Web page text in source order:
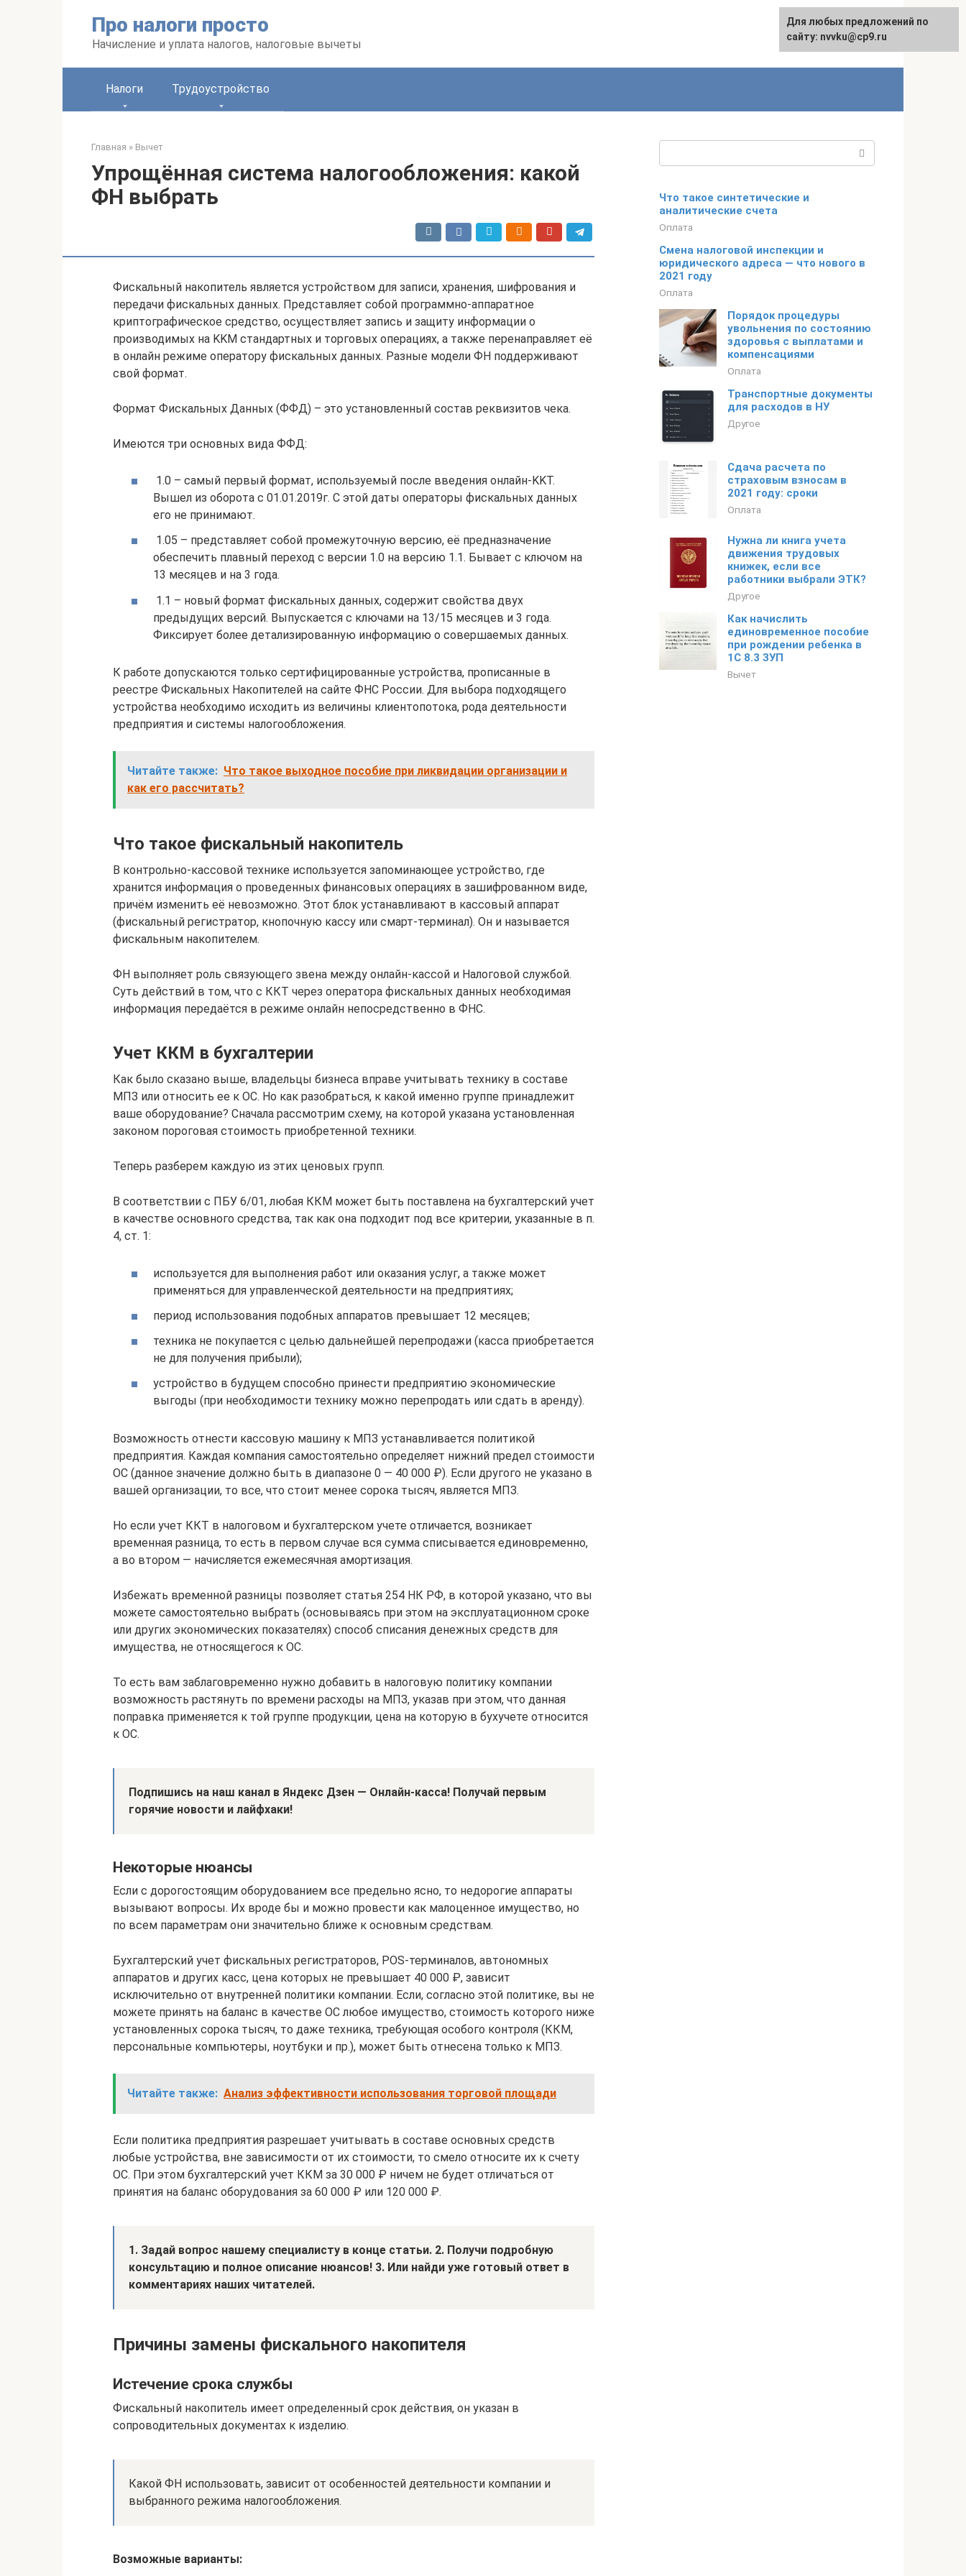
Про налоги просто
Начисление и уплата налогов, налоговые вычеты
English
Налоги Трудоустройство
Главная » Вычет
Упрощённая система налогообложения: какой
ФН выбрать
Фискальный накопитель является устройством для записи, хранения, шифрования и
передачи фискальных данных. Представляет собой программно-аппаратное
криптографическое средство, осуществляет запись и защиту информации о
производимых на KKM стандартных и торговых операциях, а также перенаправляет её
в онлайн режиме оператору фискальных данных. Разные модели ФН поддерживают
свой формат.
Формат Фискальных Данных (ФФД) – это установленный состав реквизитов чека.
Имеются три основных вида ФФД:
1.0 – самый первый формат, используемый после введения онлайн-KKT.
Вышел из оборота с 01.01.2019г. С этой даты операторы фискальных данных
его не принимают.
1.05 – представляет собой промежуточную версию, её предназначение
обеспечить плавный переход с версии 1.0 на версию 1.1. Бывает с ключом на
13 месяцев и на 3 года.
1.1 – новый формат фискальных данных, содержит свойства двух
предыдущих версий. Выпускается с ключами на 13/15 месяцев и 3 года.
Фиксирует более детализированную информацию о совершаемых данных.
К работе допускаются только сертифицированные устройства, прописанные в
реестре Фискальных Накопителей на сайте ФНС России. Для выбора подходящего
устройства необходимо исходить из величины клиентопотока, рода деятельности
предприятия и системы налогообложения.
Читайте также: Что такое выходное пособие при ликвидации организации и
как его рассчитать?
Что такое фискальный накопитель
В контрольно-кассовой технике используется запоминающее устройство, где
хранится информация о проведенных финансовых операциях в зашифрованном виде,
причём изменить её невозможно. Этот блок устанавливают в кассовый аппарат
(фискальный регистратор, кнопочную кассу или смарт-терминал). Он и называется
фискальным накопителем.
ФН выполняет роль связующего звена между онлайн-кассой и Налоговой службой.
Суть действий в том, что с ККТ через оператора фискальных данных необходимая
информация передаётся в режиме онлайн непосредственно в ФНС.
Учет ККМ в бухгалтерии
Как было сказано выше, владельцы бизнеса вправе учитывать технику в составе
МПЗ или относить ее к ОС. Но как разобраться, к какой именно группе принадлежит
ваше оборудование? Сначала рассмотрим схему, на которой указана установленная
законом пороговая стоимость приобретенной техники.
Теперь разберем каждую из этих ценовых групп.
В соответствии с ПБУ 6/01, любая ККМ может быть поставлена на бухгалтерский учет
в качестве основного средства, так как она подходит под все критерии, указанные в п.
4, ст. 1:
используется для выполнения работ или оказания услуг, а также может
применяться для управленческой деятельности на предприятиях;
период использования подобных аппаратов превышает 12 месяцев;
техника не покупается с целью дальнейшей перепродажи (касса приобретается
не для получения прибыли);
устройство в будущем способно принести предприятию экономические
выгоды (при необходимости технику можно перепродать или сдать в аренду).
Возможность отнести кассовую машину к МПЗ устанавливается политикой
предприятия. Каждая компания самостоятельно определяет нижний предел стоимости
ОС (данное значение должно быть в диапазоне 0 — 40 000 ₽). Если другого не указано в
вашей организации, то все, что стоит менее сорока тысяч, является МПЗ.
Но если учет ККТ в налоговом и бухгалтерском учете отличается, возникает
временная разница, то есть в первом случае вся сумма списывается единовременно,
а во втором — начисляется ежемесячная амортизация.
Избежать временной разницы позволяет статья 254 НК РФ, в которой указано, что вы
можете самостоятельно выбрать (основываясь при этом на эксплуатационном сроке
или других экономических показателях) способ списания денежных средств для
имущества, не относящегося к ОС.
То есть вам заблаговременно нужно добавить в налоговую политику компании
возможность растянуть по времени расходы на МПЗ, указав при этом, что данная
поправка применяется к той группе продукции, цена на которую в бухучете относится
к ОС.
Подпишись на наш канал в Яндекс Дзен — Онлайн-касса! Получай первым
горячие новости и лайфхаки!
Некоторые нюансы
Если с дорогостоящим оборудованием все предельно ясно, то недорогие аппараты
вызывают вопросы. Их вроде бы и можно провести как малоценное имущество, но
по всем параметрам они значительно ближе к основным средствам.
Бухгалтерский учет фискальных регистраторов, POS-терминалов, автономных
аппаратов и других касс, цена которых не превышает 40 000 ₽, зависит
исключительно от внутренней политики компании. Если, согласно этой политике, вы не
можете принять на баланс в качестве ОС любое имущество, стоимость которого ниже
установленных сорока тысяч, то даже техника, требующая особого контроля (ККМ,
персональные компьютеры, ноутбуки и пр.), может быть отнесена только к МПЗ.
Читайте также: Анализ эффективности использования торговой площади
Если политика предприятия разрешает учитывать в составе основных средств
любые устройства, вне зависимости от их стоимости, то смело относите их к счету
ОС. При этом бухгалтерский учет ККМ за 30 000 ₽ ничем не будет отличаться от
принятия на баланс оборудования за 60 000 ₽ или 120 000 ₽.
1. Задай вопрос нашему специалисту в конце статьи. 2. Получи подробную
консультацию и полное описание нюансов! 3. Или найди уже готовый ответ в
комментариях наших читателей.
Причины замены фискального накопителя
Истечение срока службы
Фискальный накопитель имеет определенный срок действия, он указан в
сопроводительных документах к изделию.
Какой ФН использовать, зависит от особенностей деятельности компании и
выбранного режима налогообложения.
Возможные варианты:
Что такое синтетические и
аналитические счета
Оплата
Смена налоговой инспекции и
юридического адреса — что нового в
2021 году
Оплата
Порядок процедуры
увольнения по состоянию
здоровья с выплатами и
компенсациями
Оплата
Транспортные документы
для расходов в НУ
Другое
Сдача расчета по
страховым взносам в
2021 году: сроки
Оплата
Нужна ли книга учета
движения трудовых
книжек, если все
работники выбрали ЭТК?
Другое
Как начислить
единовременное пособие
при рождении ребенка в
1С 8.3 ЗУП
Вычет
Для любых предложений по
сайту: nvvku@cp9.ru